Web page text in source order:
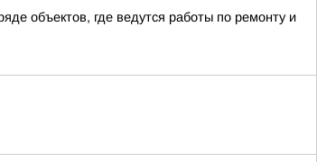
объектов, где ведутся работы по ремонту и